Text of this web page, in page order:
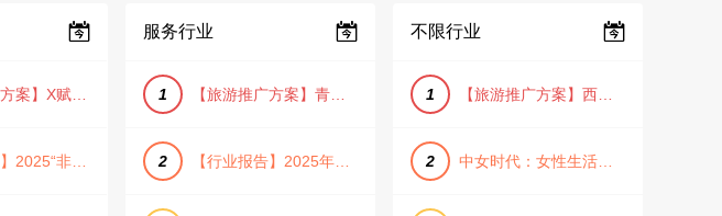
【出海营销方案】X赋能全球决策链成就中国科技品牌2025年营销方案（PDF格式）
【非遗传播】2025“非遗融入现代生活”互联网平台助力非遗传播与消费专题报告（PDF格式）
服务行业
1 【旅游推广方案】青岛城市活力与山海魅力旅游推广方案（PPT格式）
2 【行业报告】2025年Q1证券行业薪酬趋势分析
不限行业
1 【旅游推广方案】西安城市旅游介绍PPT（古风/文化/历史）
2 中女时代：女性生活方式及消费洞察